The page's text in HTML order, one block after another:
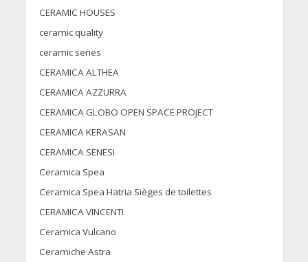
CERAMIC HOUSES
ceramic quality
ceramic series
CERAMICA ALTHEA
CERAMICA AZZURRA
CERAMICA GLOBO OPEN SPACE PROJECT
CERAMICA KERASAN
CERAMICA SENESI
Ceramica Spea
Ceramica Spea Hatria Sièges de toilettes
CERAMICA VINCENTI
Ceramica Vulcano
Ceramiche Astra